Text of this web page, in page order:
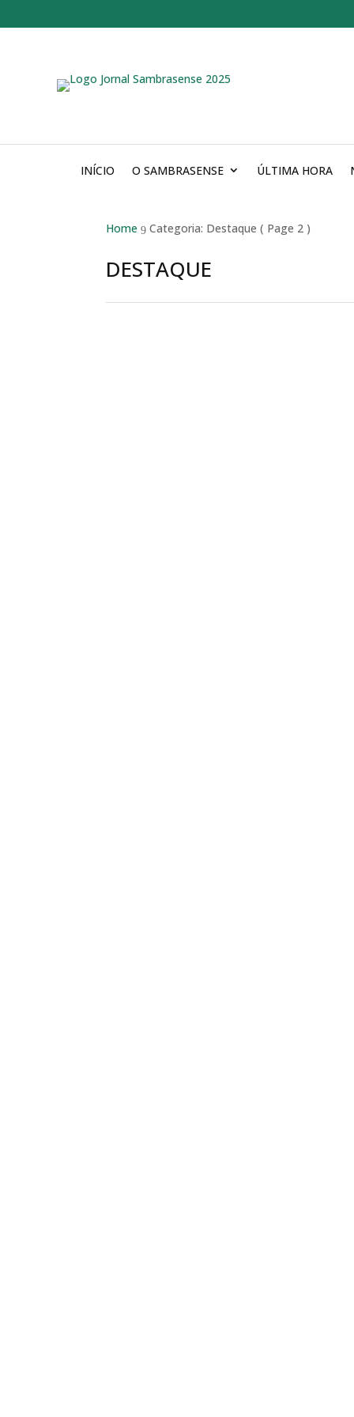
INÍCIO O SAMBRASENSE ÚLTIMA HORA
Home 9 Categoria: Destaque ( Page 2 )
DESTAQUE